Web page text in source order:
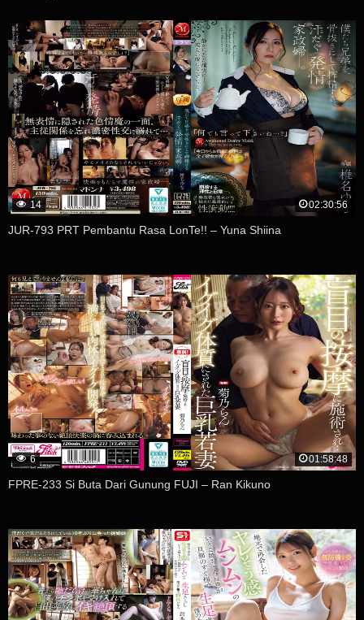
14 02:30:56
JUR-793 PRT Pembantu Rasa LonTe!! – Yuna Shiina
6 01:58:48
FPRE-233 Si Buta Dari Gunung FUJI – Ran Kikuno